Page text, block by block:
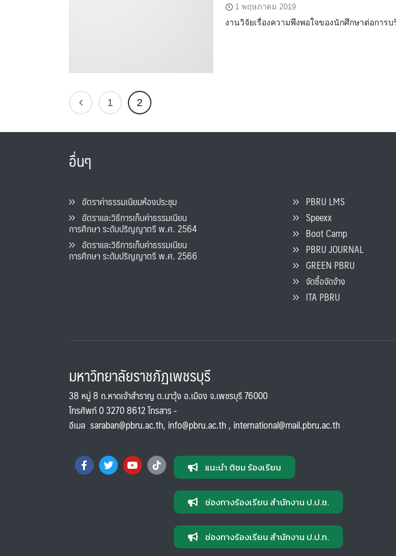
1 พฤษภาคม 2019
งานวิจัยเรื่องความพึงพอใจของนักศึกษาต่อการ
1 2
อื่นๆ
อัตราค่าธรรมเนียมห้องประชุม
อัตราและวิธีการเก็บค่าธรรมเนียน
การศึกษา ระดับปริญญาตรี พ.ศ. 2564
อัตราและวิธีการเก็บค่าธรรมเนียน
การศึกษา ระดับปริญญาตรี พ.ศ. 2566
PBRU LMS
Speexx
Boot Camp
PBRU JOURNAL
GREEN PBRU
จัดซื้อจัดจ้าง
ITA PBRU
มหาวิทยาลัยราชภัฏเพชรบุรี
38 หมู่ 8 ถ.หาดเจ้าสำราญ ต.นาวุ้ง อ.เมือง จ.เพชรบุรี 76000
โทรศัพท์ 0 3270 8612 โทรสาร -
อีเมล saraban@pbru.ac.th, info@pbru.ac.th, international@mail.pbru.ac.th
แนะนำ ติชม ร้องเรียน
ช่องทางร้องเรียน สำนักงาน ป.ป.ช.
ช่องทางร้องเรียน สำนักงาน ป.ป.ท.